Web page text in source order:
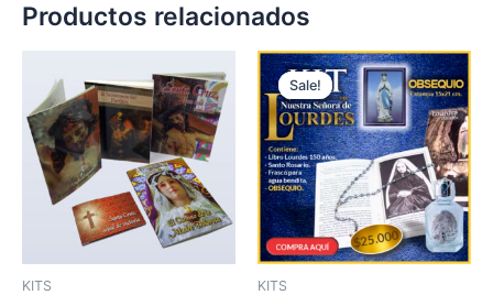
Productos relacionados
KITS
Sale!
Sale!
KITS
Original
price
was:
$ 30.000.
Current
price
is:
$ 25.000.